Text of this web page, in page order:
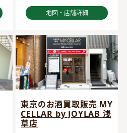
地図・店舗詳細
東京のお酒買取販売 MY
CELLAR by JOYLAB 浅
草店